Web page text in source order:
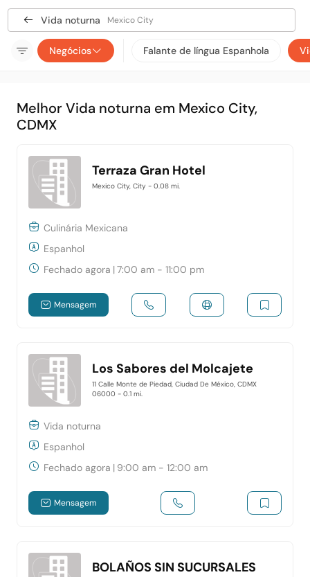
Vida noturna Mexico City
Negócios Falante de língua Espanhola
Melhor Vida noturna em Mexico City,
CDMX
Terraza Gran Hotel
Mexico City, City - 0.08 mi.
Culinária Mexicana
Espanhol
Fechado agora |7:00 am - 11:00 pm
Mensagem
Los Sabores del Molcajete
11 Calle Monte de Piedad, Ciudad De México, CDMX
06000 - 0.1 mi.
Vida noturna
Espanhol
Fechado agora | 9:00 am - 12:00 am
Mensagem
BOLAÑOS SIN SUCURSALES